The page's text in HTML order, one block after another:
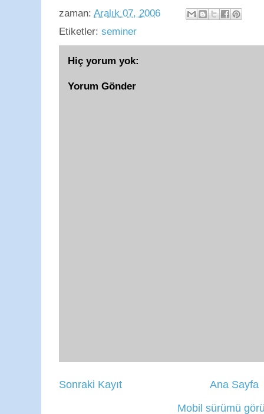
zaman: Aralık 07, 2006
Etiketler: seminer
Hiç yorum yok:
Yorum Gönder
Sonraki Kayıt
Ana Sayfa
Mobil sürümü